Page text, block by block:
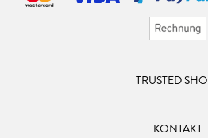
TRUSTED
KONTAKT